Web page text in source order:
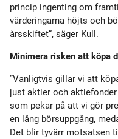
princip ingenting om
värderingarna höjts och
årsskiftet”, säger Kull.
Minimera risken att köpa
”Vanligtvis gillar vi att
just aktier och
som pekar på att vi gör
en lång börsuppgång,
Det blir tyvärr motsatsen